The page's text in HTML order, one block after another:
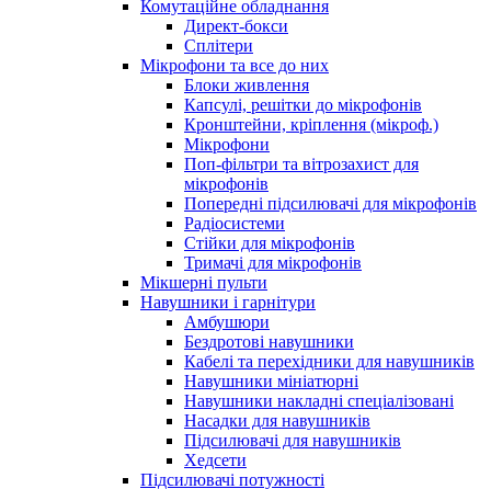
Комутаційне обладнання
Директ-бокси
Сплітери
Мікрофони та все до них
Блоки живлення
Капсулі, решітки до мікрофонів
Кронштейни, кріплення (мікроф.)
Мікрофони
Поп-фільтри та вітрозахист для
мікрофонів
Попередні підсилювачі для мікрофонів
Радіосистеми
Стійки для мікрофонів
Тримачі для мікрофонів
Мікшерні пульти
Навушники і гарнітури
Амбушюри
Бездротові навушники
Кабелі та перехідники для навушників
Навушники мініатюрні
Навушники накладні спеціалізовані
Насадки для навушників
Підсилювачі для навушників
Хедсети
Підсилювачі потужності